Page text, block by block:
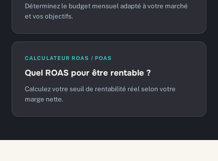
Déterminez le budget mensuel adapté à votre marché
et vos objectifs.
CALCULATEUR ROAS / POAS
Quel ROAS pour être rentable ?
Calculez votre seuil de rentabilité réel selon votre
marge nette.